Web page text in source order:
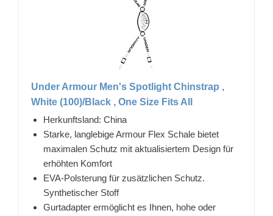
Under Armour Men's Spotlight Chinstrap ,
White (100)/Black , One Size Fits All
Herkunftsland: China
Starke, langlebige Armour Flex Schale bietet
maximalen Schutz mit aktualisiertem Design für
erhöhten Komfort
EVA-Polsterung für zusätzlichen Schutz.
Synthetischer Stoff
Gurtadapter ermöglicht es Ihnen, hohe oder